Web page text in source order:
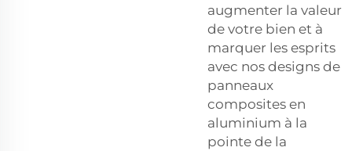
augmenter la valeur
de votre bien et à
marquer les esprits
avec nos designs de
panneaux
composites en
aluminium à la
pointe de la